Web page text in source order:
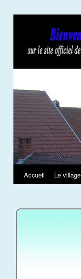
Aller
contenu
Accueil Le village